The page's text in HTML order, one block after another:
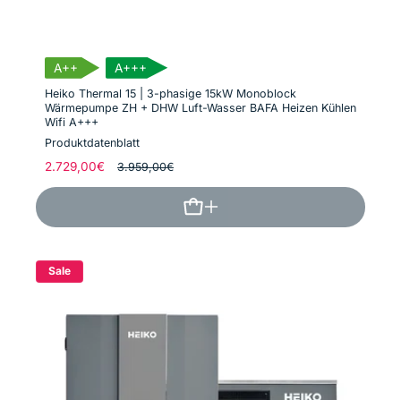
A++ A+++
Heiko Thermal 15 | 3-phasige 15kW Monoblock
Wärmepumpe ZH + DHW Luft-Wasser BAFA Heizen Kühlen
Wifi A+++
Produktdatenblatt
Normaler
2.729,00€ Verkaufspreis
3.959,00€
Sale